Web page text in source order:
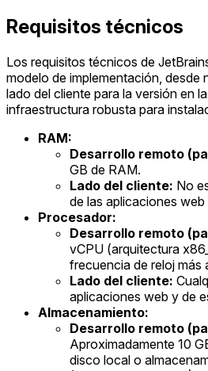
Requisitos técnicos
Los requisitos técnicos de
modelo de implementación, desde
lado del cliente para la versión en
infraestructura robusta para
RAM:
Desarrollo remoto
GB de RAM.
Lado del cliente: No
de las aplicaciones web
Procesador:
Desarrollo remoto
vCPU (arquitectura
frecuencia de reloj más
Lado del cliente:
aplicaciones web y de
Almacenamiento:
Desarrollo remoto
Aproximadamente 10
disco local o